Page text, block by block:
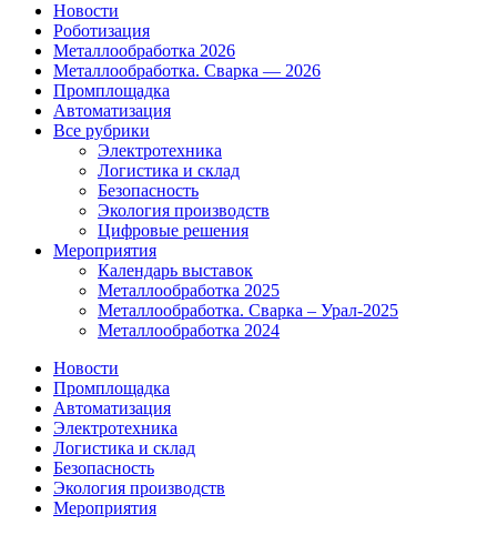
Новости
Роботизация
Металлообработка 2026
Металлообработка. Сварка — 2026
Промплощадка
Автоматизация
Все рубрики
Электротехника
Логистика и склад
Безопасность
Экология производств
Цифровые решения
Мероприятия
Календарь выставок
Металлообработка 2025
Металлообработка. Сварка – Урал-2025
Металлообработка 2024
Новости
Промплощадка
Автоматизация
Электротехника
Логистика и склад
Безопасность
Экология производств
Мероприятия